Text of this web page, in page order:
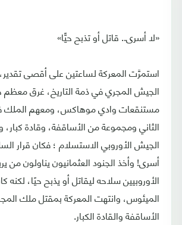
«لا أسرى.. قاتل أو تذبح حيًّا»
استمرَّت المعركة لساعتين على أقصى
الجيش المجري في ذمة التاريخ، غرق
مستنقعات وادي موهاكس، ومعهم الملك
الثاني ومجموعة من الأساقفة، وقادة
الجيش الأوروبي الاستسلام ؛ فكان قرار
أسرى! وأخذ الجنود العثمانيون يناولون من
الأوروبيين سلاحه ليقاتل أو يذبح حيًا، لكنه
الميئوس، وانتهت المعركة بمقتل ملك
الأساقفة والقادة الكبار.